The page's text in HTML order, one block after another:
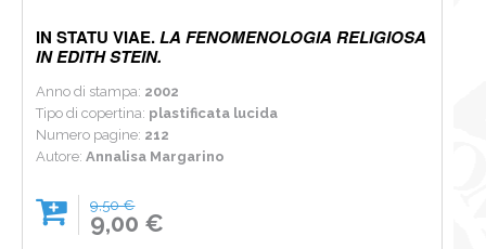
IN STATU VIAE.LA FENOMENOLOGIA RELIGIOSA
IN EDITH STEIN.
Anno di stampa: 2002
Tipo di copertina: plastificata lucida
Numero pagine: 212
Autore: Annalisa Margarino
9,50 €
9,00 €